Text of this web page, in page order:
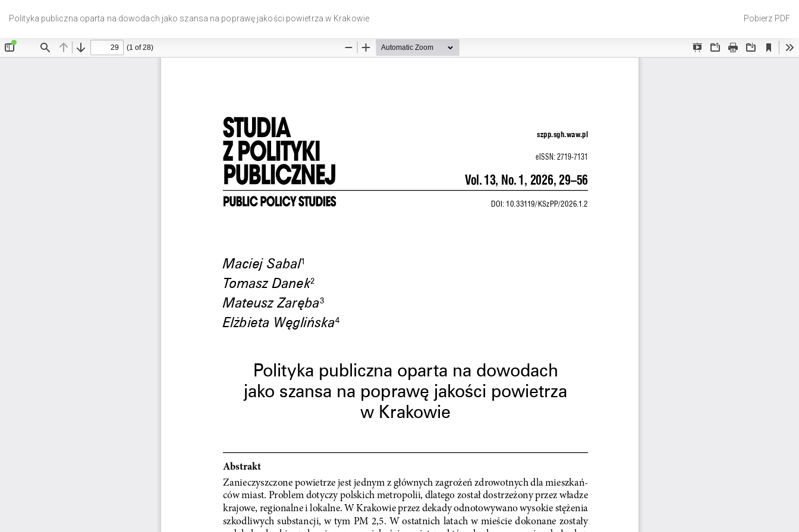
do
artykułu
Polityka publiczna oparta na dowodach jako szansa na poprawę jakości powietrza w Krakowie Pobierz
Pobierz PDF